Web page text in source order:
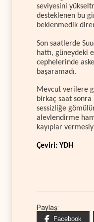
seviyesini
desteklenen bu
beklenmedik
Son saatlerde
hattı, güneydeki
cephelerinde
başaramadı.
Mevcut verilere
birkaç saat
sessizliğe
alevlendirme
kayıplar
Çeviri: YDH
Paylaş:
Facebook